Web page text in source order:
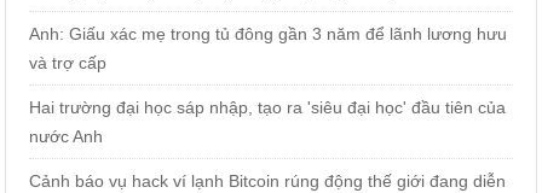
Anh: Giấu xác mẹ trong tủ đông gần 3 năm để lãnh lương hưu
và trợ cấp
Hai trường đại học sáp nhập, tạo ra 'siêu đại học' đầu tiên của
nước Anh
Cảnh báo vụ hack ví lạnh Bitcoin rúng động thế giới đang diễn